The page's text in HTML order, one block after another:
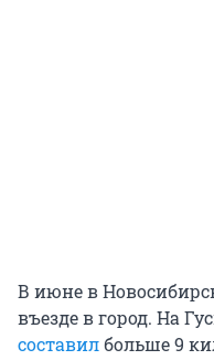
В июне в
въезде в город. На
составилбольше 9